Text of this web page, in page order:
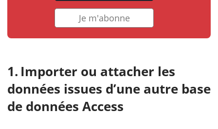
Je m'abonne
Importer ou attacher les
données issues d’une autre base
de données Access